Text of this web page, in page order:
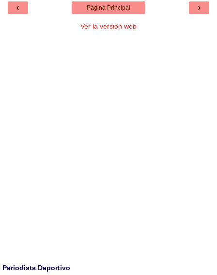
‹ ›
Página Principal
Ver la versión web
Periodista Deportivo